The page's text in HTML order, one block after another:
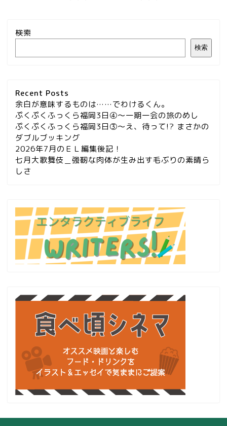
検索
検索
Recent Posts
余白が意味するものは……でわけるくん。
ぷくぷくふっくら福岡3日④～一期一会の旅のめし
ぷくぷくふっくら福岡3日③～え、待って!? まさかの
ダブルブッキング
2026年7月のＥＬ編集後記！
七月大歌舞伎＿強靭な肉体が生み出す毛ぶりの素晴ら
しさ